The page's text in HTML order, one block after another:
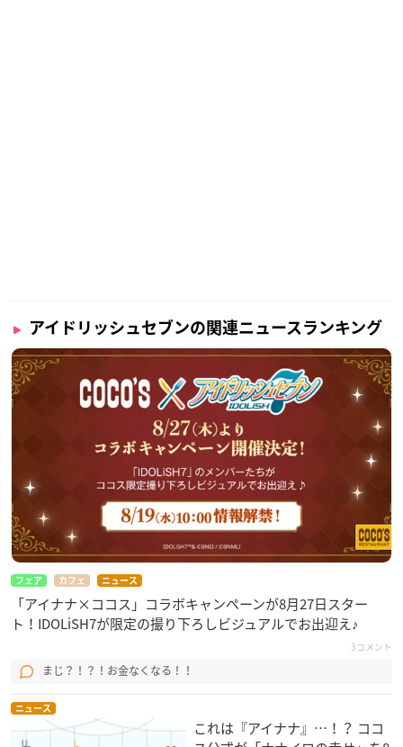
アイドリッシュセブンの関連ニュースランキング
フェア カフェ ニュース
「アイナナ×ココス」コラボキャンペーンが8月27日スター
ト！IDOLiSH7が限定の撮り下ろしビジュアルでお出迎え♪
3コメント
まじ？！？！お金なくなる！！
ニュース
これは『アイナナ』…！？ ココ